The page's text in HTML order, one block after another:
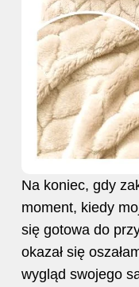
Na koniec, gdy
moment, kiedy
się gotowa do
okazał się
wygląd swojego